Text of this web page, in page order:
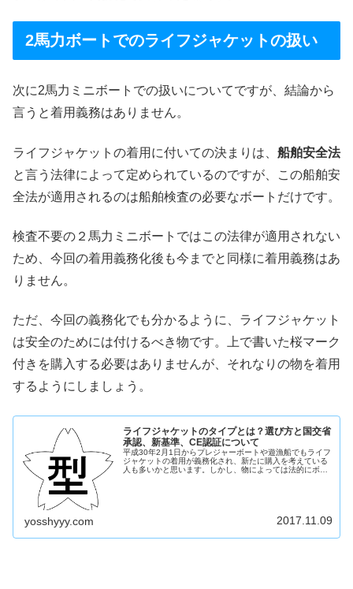
2馬力ボートでのライフジャケットの扱い
次に2馬力ミニボートでの扱いについてですが、結論から
言うと着用義務はありません。
ライフジャケットの着用に付いての決まりは、 船舶安全法
と言う法律によって定められているのですが、この船舶安
全法が適用されるのは船舶検査の必要なボートだけです。
検査不要の２馬力ミニボートではこの法律が適用されない
ため、今回の着用義務化後も今までと同様に着用義務はあ
りません。
ただ、今回の義務化でも分かるように、ライフジャケット
は安全のためには付けるべき物です。上で書いた桜マーク
付きを購入する必要はありませんが、それなりの物を着用
するようにしましょう。
ライフジャケットのタイプとは？選び方と国交省
承認、新基準、CE認証について
平成30年2月1日からプレジャーボートや遊漁船でもライフ
ジャケットの着用が義務化され、新たに購入を考えている
人も多いかと思います。しかし、物によっては法的にボー
yosshyyy.com 2017.11.09